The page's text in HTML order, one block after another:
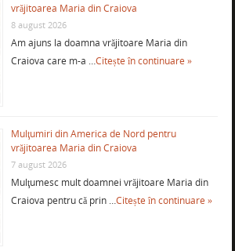
vrăjitoarea Maria din Craiova
8 august 2026
Am ajuns la doamna vrăjitoare Maria din
Craiova care m-a …Citește în continuare »
Mulţumiri din America de Nord pentru
vrăjitoarea Maria din Craiova
7 august 2026
Mulţumesc mult doamnei vrăjitoare Maria din
Craiova pentru că prin …Citește în continuare »